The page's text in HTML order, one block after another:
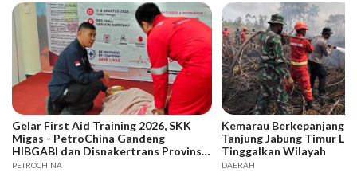
Gelar First Aid Training 2026, SKK
Migas - PetroChina Gandeng
HIBGABI dan Disnakertrans Provinsi
Jambi
PETROCHINA
Kemarau
Tanjung Jabung Timur
Tinggalkan Wilayah
DAERAH